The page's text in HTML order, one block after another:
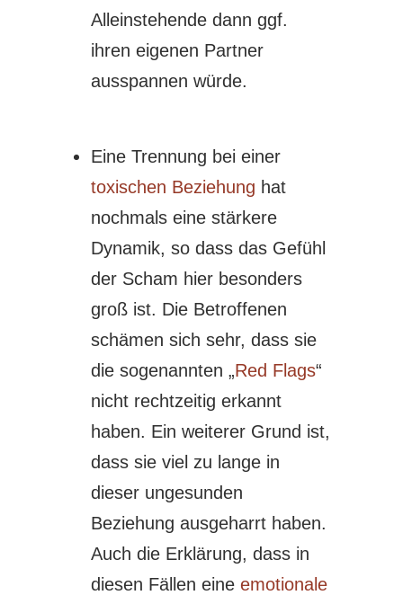
Alleinstehende dann ggf.
ihren eigenen Partner
ausspannen würde.
Eine Trennung bei einer
toxischen Beziehung hat
nochmals eine stärkere
Dynamik, so dass das Gefühl
der Scham hier besonders
groß ist. Die Betroffenen
schämen sich sehr, dass sie
die sogenannten „Red Flags“
nicht rechtzeitig erkannt
haben. Ein weiterer Grund ist,
dass sie viel zu lange in
dieser ungesunden
Beziehung ausgeharrt haben.
Auch die Erklärung, dass in
diesen Fällen eine emotionale